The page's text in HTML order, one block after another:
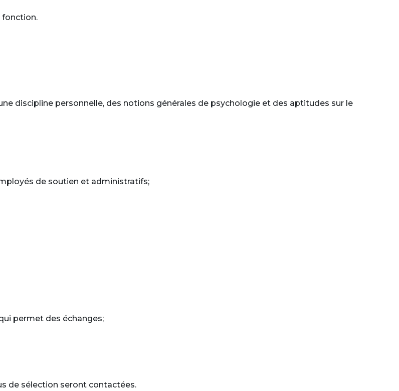
fonction.
discipline personnelle, des notions générales de psychologie et des aptitudes sur le
de soutien et administratifs;
permet des échanges;
de sélection seront contactées.